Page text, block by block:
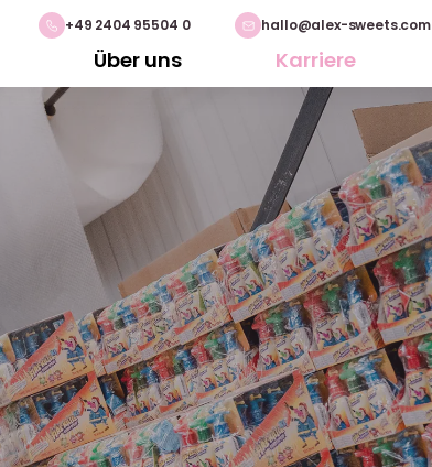
+49 2404 95504 0 hallo@alex-sweets.com
Über uns Karriere